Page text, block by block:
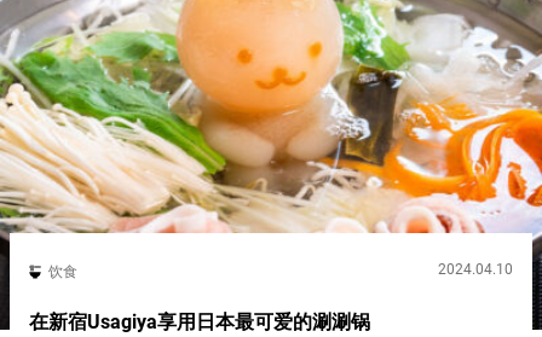
饮食 2024.04.10
在新宿Usagiya享用日本最可爱的涮涮锅